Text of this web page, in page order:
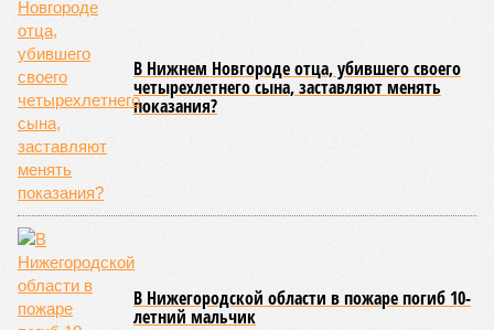
В Нижнем Новгороде отца, убившего своего
четырехлетнего сына, заставляют менять
показания?
В Нижегородской области в пожаре погиб 10-
летний мальчик